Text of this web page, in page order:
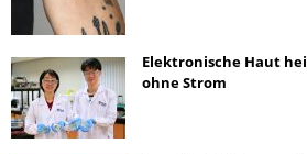
Elektronische Haut
ohne Strom